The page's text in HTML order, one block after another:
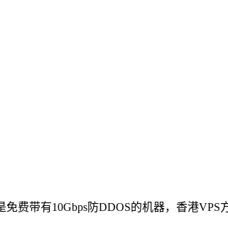
免费带有10Gbps防DDOS的机器，香港